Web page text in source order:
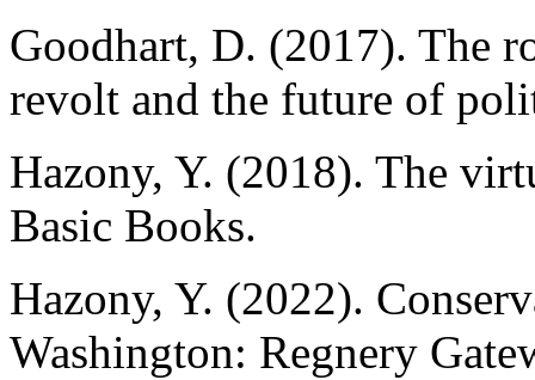
Goodhart, D. (2017). The
revolt and the future of
Hazony, Y. (2018). The
Basic Books.
Hazony, Y. (2022).
Washington: Regnery